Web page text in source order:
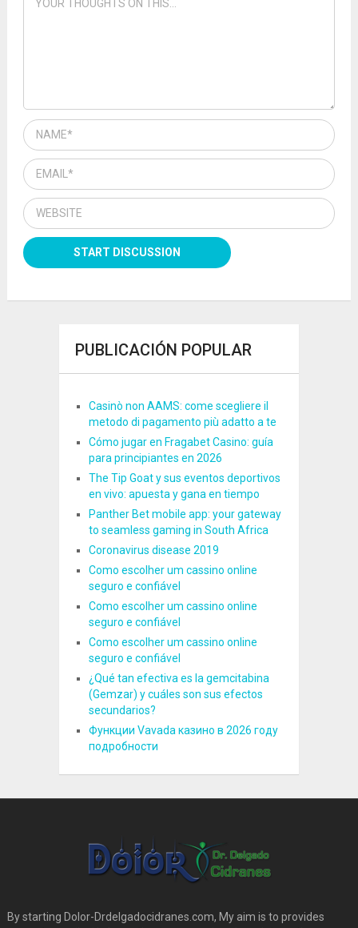
PUBLICACIÓN POPULAR
Casinò non AAMS: come scegliere il
metodo di pagamento più adatto a te
Cómo jugar en Fragabet Casino: guía
para principiantes en 2026
The Tip Goat y sus eventos deportivos
en vivo: apuesta y gana en tiempo
Panther Bet mobile app: your gateway
to seamless gaming in South Africa
Coronavirus disease 2019
Como escolher um cassino online
seguro e confiável
Como escolher um cassino online
seguro e confiável
Como escolher um cassino online
seguro e confiável
¿Qué tan efectiva es la gemcitabina
(Gemzar) y cuáles son sus efectos
secundarios?
Функции Vavada казино в 2026 году
подробности
By starting Dolor-Drdelgadocidranes.com, My aim is to provides